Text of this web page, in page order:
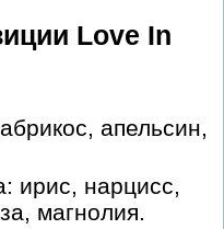
Love In
апельсин,
ирис, нарцисс,
магнолия.